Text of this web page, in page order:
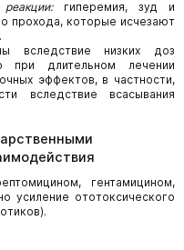
гиперемия, зуд и
прохода, которые исчезают
вследствие низких доз
при длительном лечении
эффектов, в частности,
вследствие всасывания
гентамицином,
усиление ототоксического